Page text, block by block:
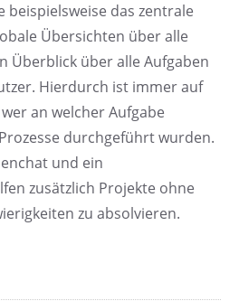
beispielsweise das zentrale
Übersichten über alle
Überblick über alle Aufgaben
Hierdurch ist immer auf
an welcher Aufgabe
durchgeführt wurden.
und ein
zusätzlich Projekte ohne
zu absolvieren.